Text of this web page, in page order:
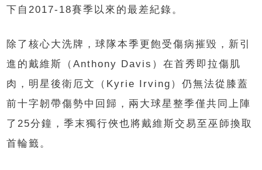
下自2017-18賽季以來的最差紀錄。
除了核心大洗牌，球隊本季更飽受傷病摧毀，新引
進的戴維斯（Anthony Davis）在首秀即拉傷肌
肉，明星後衛厄文（Kyrie Irving）仍無法從膝蓋
前十字韌帶傷勢中回歸，兩大球星整季僅共同上陣
了25分鐘，季末獨行俠也將戴維斯交易至巫師換取
首輪籤。